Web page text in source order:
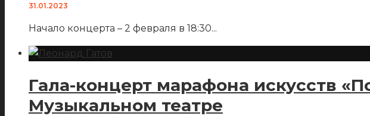
31.01.2023
Начало концерта – 2 февраля в 18:30...
Гала-концерт марафона искусств
Музыкальном театре